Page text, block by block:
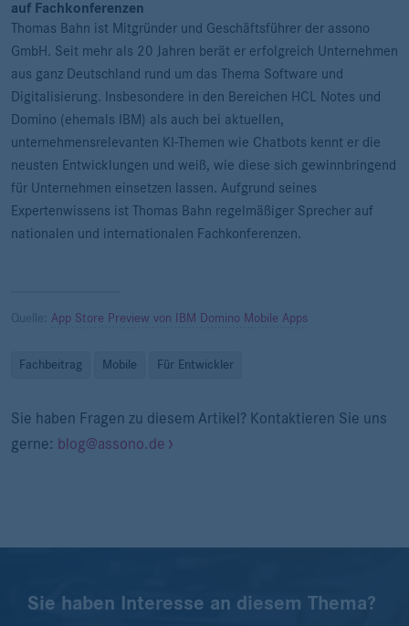
auf Fachkonferenzen
Thomas Bahn ist Mitgründer und Geschäftsführer der assono
GmbH. Seit mehr als 20 Jahren berät er erfolgreich Unternehmen
aus ganz Deutschland rund um das Thema Software und
Digitalisierung. Insbesondere in den Bereichen HCL Notes und
Domino (ehemals IBM) als auch bei aktuellen,
unternehmensrelevanten KI-Themen wie Chatbots kennt er die
neusten Entwicklungen und weiß, wie diese sich gewinnbringend
für Unternehmen einsetzen lassen. Aufgrund seines
Expertenwissens ist Thomas Bahn regelmäßiger Sprecher auf
nationalen und internationalen Fachkonferenzen.
Quelle: App Store Preview von IBM Domino Mobile Apps
Fachbeitrag Mobile Für Entwickler
Sie haben Fragen zu diesem Artikel? Kontaktieren Sie uns
gerne: blog@assono.de
Sie haben Interesse an diesem Thema?